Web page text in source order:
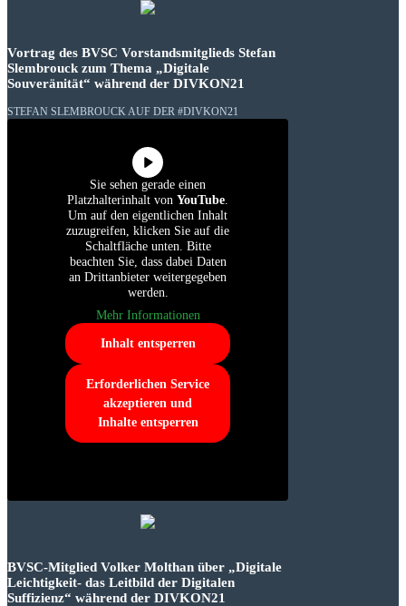
Vortrag des BVSC Vorstandsmitglieds Stefan
Slembrouck zum Thema „Digitale
Souveränität“ während der DIVKON21
STEFAN SLEMBROUCK AUF DER #DIVKON21
Sie sehen gerade einen
Platzhalterinhalt von YouTube
Um auf den eigentlichen Inhalt
zuzugreifen, klicken Sie auf die
Schaltfläche unten. Bitte
beachten Sie, dass dabei Daten
an Drittanbieter weitergegeben
werden.
Mehr Informationen
Inhalt entsperren
Erforderlichen Service
akzeptieren und
Inhalte entsperren
BVSC-Mitglied Volker Molthan über „Digitale
Leichtigkeit- das Leitbild der Digitalen
Suffizienz“ während der DIVKON21